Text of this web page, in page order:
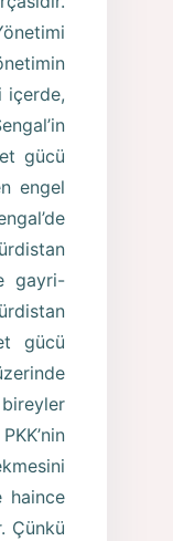
içerde,
gücü
engel
gayri-
gücü
haince
Çünkü